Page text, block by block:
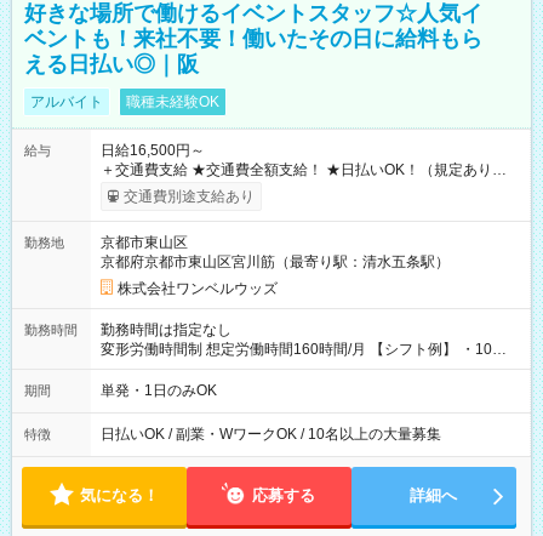
好きな場所で働けるイベントスタッフ☆人気イ
ベントも！来社不要！働いたその日に給料もら
える日払い◎｜阪
アルバイト 職種未経験OK
給与
日給16,500円～
＋交通費支給 ★交通費全額支給！ ★日払いOK！（規定あり） ┗
働いたその日に現金GET♪ お仕事後はコンビニATMから 日払
交通費別途支給あり
勤務地
京都市東山区
京都府京都市東山区宮川筋（最寄り駅：清水五条駅）
株式会社ワンベルウッズ
勤務時間
勤務時間は指定なし
変形労働時間制 想定労働時間160時間/月 【シフト例】 ・10：
00～20：00
期間 単発・1日のみOK
特徴 日払いOK / 副業・WワークOK / 10名以上の大量募集
気になる！ 応募する 詳細へ